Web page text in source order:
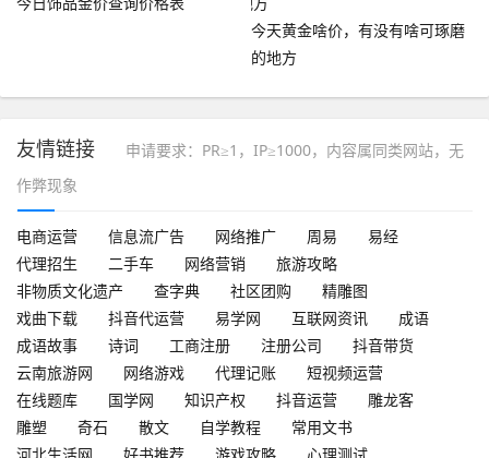
今天黄金啥价，有没有啥可琢磨
的地方
友情链接
申请要求：PR≥1，IP≥1000，内容属同类网站，无
作弊现象
电商运营 信息流广告 网络推广 周易
易经
代理招生
二手车 网络营销
旅游攻略
非物质文化遗产
查字典 社区团购
精雕图
戏曲下载
抖音代运营 易学网 互联网资讯
成语
成语故事
诗词 工商注册 注册公司
抖音带货
云南旅游网
网络游戏 代理记账
短视频运营
在线题库
国学网 知识产权 抖音运营
雕龙客
雕塑
奇石 散文 自学教程
常用文书
河北生活网
好书推荐 游戏攻略
心理测试